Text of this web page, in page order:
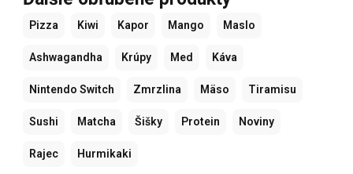
Pizza Kiwi Kapor Mango Maslo
Ashwagandha Krúpy Med Káva
Nintendo Switch Zmrzlina Mäso Tiramisu
Sushi Matcha Šišky Protein Noviny
Rajec Hurmikaki